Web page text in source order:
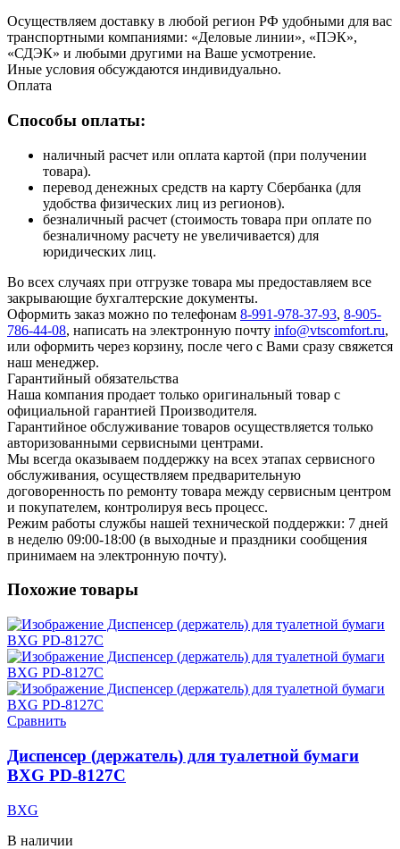
Осуществляем доставку в любой регион РФ удобными для вас
транспортными компаниями: «Деловые линии», «ПЭК»,
«СДЭК» и любыми другими на Ваше усмотрение.
Иные условия обсуждаются индивидуально.
Оплата
Способы оплаты:
наличный расчет или оплата картой (при получении
товара).
перевод денежных средств на карту Сбербанка (для
удобства физических лиц из регионов).
безналичный расчет (стоимость товара при оплате по
безналичному расчету не увеличивается) для
юридических лиц.
Во всех случаях при отгрузке товара мы предоставляем все
закрывающие бухгалтерские документы.
Оформить заказ можно по телефонам 8-991-978-37-93, 8-905-
786-44-08, написать на электронную почту info@vtscomfort.ru,
или оформить через корзину, после чего с Вами сразу свяжется
наш менеджер.
Гарантийный обязательства
Наша компания продает только оригинальный товар с
официальной гарантией Производителя.
Гарантийное обслуживание товаров осуществляется только
авторизованными сервисными центрами.
Мы всегда оказываем поддержку на всех этапах сервисного
обслуживания, осуществляем предварительную
договоренность по ремонту товара между сервисным центром
и покупателем, контролируя весь процесс.
Режим работы службы нашей технической поддержки: 7 дней
в неделю 09:00-18:00 (в выходные и праздники сообщения
принимаем на электронную почту).
Похожие товары
Сравнить
Диспенсер (держатель) для туалетной бумаги
BXG PD-8127C
BXG
В наличии